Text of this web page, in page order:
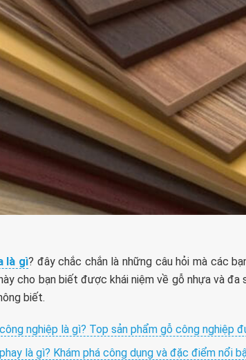
là gì? đây chắc chắn là những câu hỏi mà các
cho bạn biết được khái niệm về gỗ nhựa và đa
biết.
nghiệp là gì? Top sản phẩm gỗ công nghiệp
là gì? Khám phá công dụng và đặc điểm nổi